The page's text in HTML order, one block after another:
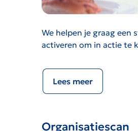
We helpen je graag een
activeren om in actie te
Lees meer
Organisatiescan